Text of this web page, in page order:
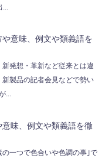
や意味、例文や類義語を
新発想・革新など従来とは違
新製品の記者会見などで勢い
...
意味、例文や類義語を徹
の一つで色合いや色調の事｣で